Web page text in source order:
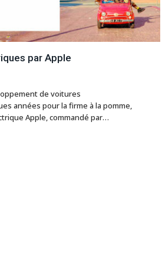
par Apple
de voitures
années pour la firme à la pomme,
Apple, commandé par…